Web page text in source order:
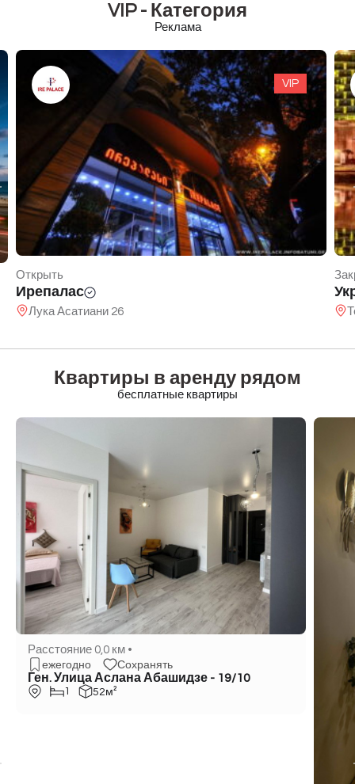
VIP - Категория
Реклама
VIP
Открыть
Ирепалас
Лука Асатиани 26
Квартиры в аренду рядом
бесплатные квартиры
Расстояние 0,0 км •
ежегодно Сохранять
Ген. Улица Аслана Абашидзе - 19/10
1 52м²